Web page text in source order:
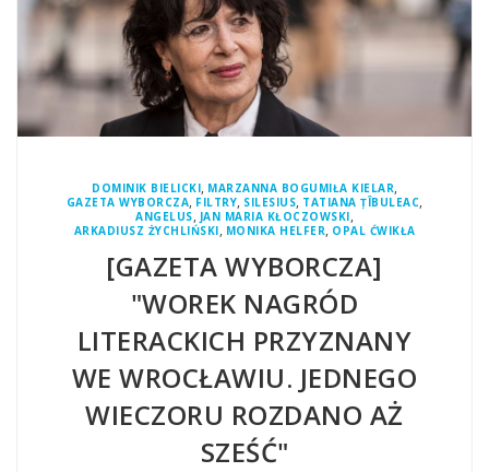
DOMINIK BIELICKI, MARZANNA BOGUMIŁA KIELAR,
GAZETA WYBORCZA, FILTRY, SILESIUS, TATIANA ȚÎBULEAC,
ANGELUS, JAN MARIA KŁOCZOWSKI,
ARKADIUSZ ŻYCHLIŃSKI, MONIKA HELFER, OPAL ĆWIKŁA
[GAZETA WYBORCZA]
"WOREK NAGRÓD
LITERACKICH PRZYZNANY
WE WROCŁAWIU. JEDNEGO
WIECZORU ROZDANO AŻ
SZEŚĆ"